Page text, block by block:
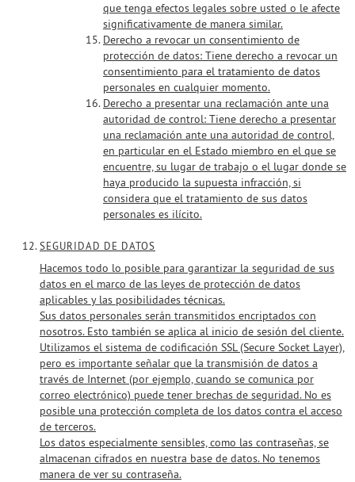
que tenga efectos legales sobre usted o le afecte
significativamente de manera similar.
Derecho a revocar un consentimiento de
protección de datos: Tiene derecho a revocar un
consentimiento para el tratamiento de datos
personales en cualquier momento.
Derecho a presentar una reclamación ante una
autoridad de control: Tiene derecho a presentar
una reclamación ante una autoridad de control,
en particular en el Estado miembro en el que se
encuentre, su lugar de trabajo o el lugar donde se
haya producido la supuesta infracción, si
considera que el tratamiento de sus datos
personales es ilícito.
SEGURIDAD DE DATOS
Hacemos todo lo posible para garantizar la seguridad de sus
datos en el marco de las leyes de protección de datos
aplicables y las posibilidades técnicas.
Sus datos personales serán transmitidos encriptados con
nosotros. Esto también se aplica al inicio de sesión del cliente.
Utilizamos el sistema de codificación SSL (Secure Socket Layer),
pero es importante señalar que la transmisión de datos a
través de Internet (por ejemplo, cuando se comunica por
correo electrónico) puede tener brechas de seguridad. No es
posible una protección completa de los datos contra el acceso
de terceros.
Los datos especialmente sensibles, como las contraseñas, se
almacenan cifrados en nuestra base de datos. No tenemos
manera de ver su contraseña.